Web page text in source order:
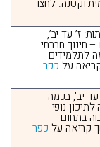
וקטנה. לחצו
ז’ עד יב’,
חינוך חברתי
לתלמידים
על כפר
יב’, בכמה
נופי
בתחום
קריאה על כפר